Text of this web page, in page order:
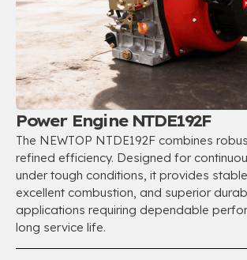
Power Engine NTDE192F
The NEWTOP NTDE192F combines
refined efficiency. Designed for
under tough conditions, it provides
excellent combustion, and superior
applications requiring dependable
long service life.